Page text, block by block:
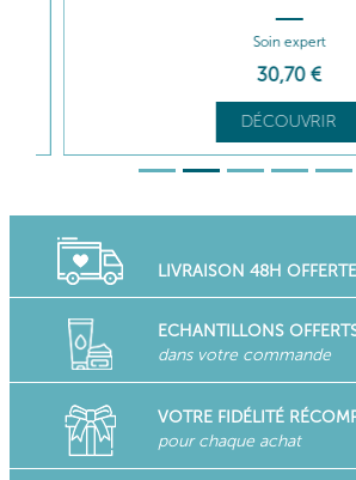
Soin expert
30,70 €
DÉCOUVRIR
LIVRAISON 48H OFFERTE
ECHANTILLONS
dans votre commande
VOTRE FIDÉLITÉ
pour chaque achat